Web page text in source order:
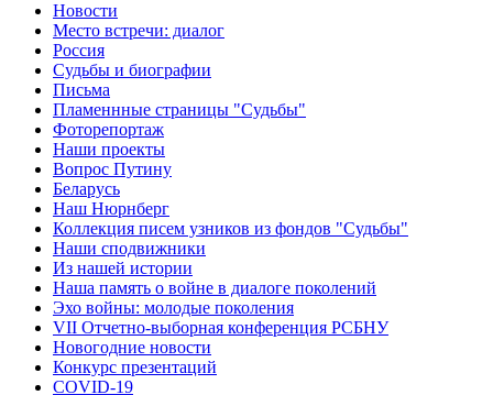
Новости
Место встречи: диалог
Россия
Судьбы и биографии
Письма
Пламеннные страницы "Судьбы"
Фоторепортаж
Наши проекты
Вопрос Путину
Беларусь
Наш Нюрнберг
Коллекция писем узников из фондов "Судьбы"
Наши сподвижники
Из нашей истории
Наша память о войне в диалоге поколений
Эхо войны: молодые поколения
VII Отчетно-выборная конференция РСБНУ
Новогодние новости
Конкурс презентаций
COVID-19